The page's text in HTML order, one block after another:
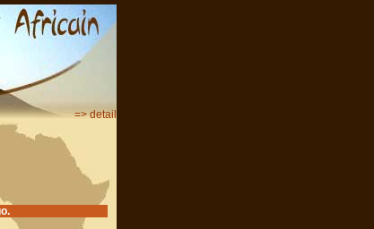
=> detail